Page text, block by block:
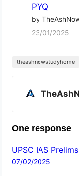
PYQ
by
23/01/2025
theashnowstudyhome
One response
UPSC IAS Prelims
07/02/2025